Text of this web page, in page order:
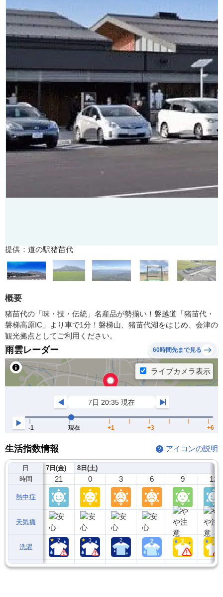
提供：道の駅猪苗代
概要
猪苗代の「味・技・伝統」名産品が勢揃い！磐越道「猪苗代・
磐梯高原IC」より車で1分！磐梯山、猪苗代湖をはじめ、会津の
観光拠点としてご利用ください。
雨雲レーダー 60時間先まで見る
生活指数情報 アイコンの説明
日
時間
熱中症
天気痛
洗濯
7日(金)
21
8日(土)
0 3 6 9 12